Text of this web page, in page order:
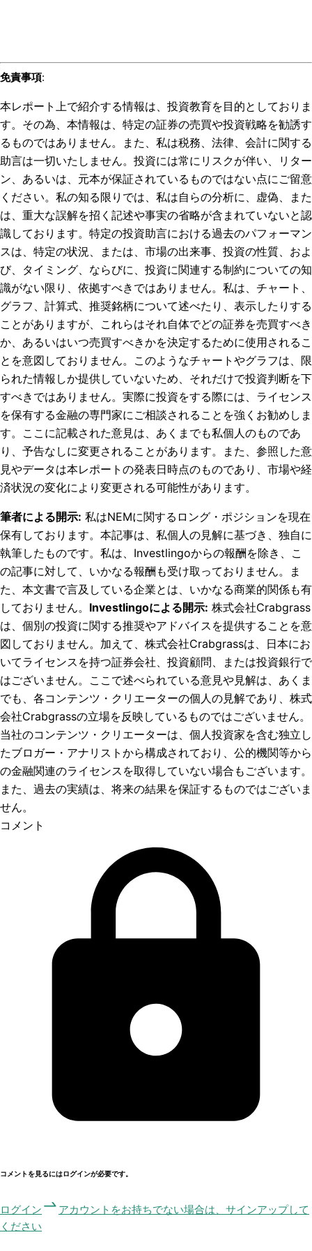
免責事項:
本レポート上で紹介する情報は、投資教育を目的としておりま
す。その為、本情報は、特定の証券の売買や投資戦略を勧誘す
るものではありません。また、私は税務、法律、会計に関する
助言は一切いたしません。投資には常にリスクが伴い、リター
ン、あるいは、元本が保証されているものではない点にご留意
ください。私の知る限りでは、私は自らの分析に、虚偽、また
は、重大な誤解を招く記述や事実の省略が含まれていないと認
識しております。特定の投資助言における過去のパフォーマン
スは、特定の状況、または、市場の出来事、投資の性質、およ
び、タイミング、ならびに、投資に関連する制約についての知
識がない限り、依拠すべきではありません。私は、チャート、
グラフ、計算式、推奨銘柄について述べたり、表示したりする
ことがありますが、これらはそれ自体でどの証券を売買すべき
か、あるいはいつ売買すべきかを決定するために使用されるこ
とを意図しておりません。このようなチャートやグラフは、限
られた情報しか提供していないため、それだけで投資判断を下
すべきではありません。実際に投資をする際には、ライセンス
を保有する金融の専門家にご相談されることを強くお勧めしま
す。ここに記載された意見は、あくまでも私個人のものであ
り、予告なしに変更されることがあります。また、参照した意
見やデータは本レポートの発表日時点のものであり、市場や経
済状況の変化により変更される可能性があります。
筆者による開示: 私はNEMに関するロング・ポジションを現在
保有しております。 本記事は、私個人の見解に基づき、独自に
執筆したものです。私は、Investlingoからの報酬を除き、こ
の記事に対して、いかなる報酬も受け取っておりません。ま
た、本文書で言及している企業とは、いかなる商業的関係も有
しておりません。 Investlingoによる開示: 株式会社Crabgrass
は、個別の投資に関する推奨やアドバイスを提供することを意
図しておりません。加えて、株式会社Crabgrassは、日本にお
いてライセンスを持つ証券会社、投資顧問、または投資銀行で
はございません。ここで述べられている意見や見解は、あくま
でも、各コンテンツ・クリエーターの個人の見解であり、株式
会社Crabgrassの立場を反映しているものではございません。
当社のコンテンツ・クリエーターは、個人投資家を含む独立し
たブロガー・アナリストから構成されており、公的機関等から
の金融関連のライセンスを取得していない場合もございます。
また、過去の実績は、将来の結果を保証するものではございま
せん。
コメント
コメントを見るにはログインが必要です。
ログイン
アカウントをお持ちでない場合は、サインアップして
ください